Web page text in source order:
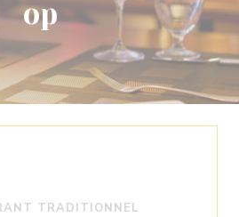
op
TRADITIONNEL